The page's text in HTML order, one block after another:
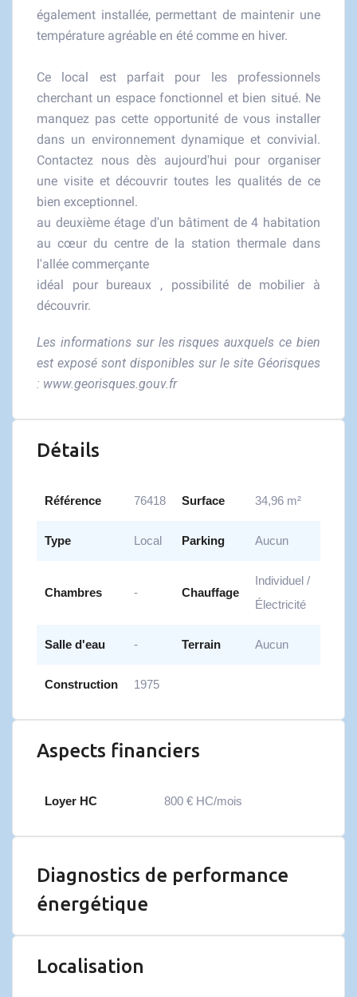
également installée, permettant de maintenir une
température agréable en été comme en hiver.
Ce local est parfait pour les professionnels
cherchant un espace fonctionnel et bien situé. Ne
manquez pas cette opportunité de vous installer
dans un environnement dynamique et convivial.
Contactez nous dès aujourd'hui pour organiser
une visite et découvrir toutes les qualités de ce
bien exceptionnel.
au deuxième étage d'un bâtiment de 4 habitation
au cœur du centre de la station thermale dans
l'allée commerçante
idéal pour bureaux , possibilité de mobilier à
découvrir.
Les informations sur les risques auxquels ce bien
est exposé sont disponibles sur le site Géorisques
: www.georisques.gouv.fr
Détails
Référence 76418 Surface 34,96 m²
Type Local Parking Aucun
Chambres - Chauffage
Individuel /
Électricité
Salle d'eau - Terrain Aucun
Construction 1975
Aspects financiers
Loyer HC 800 € HC/mois
Diagnostics de performance
énergétique
Localisation